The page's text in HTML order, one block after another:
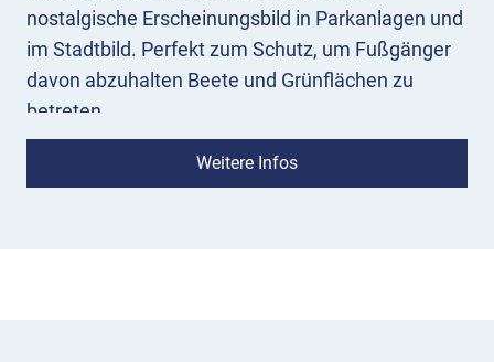
nostalgische Erscheinungsbild in Parkanlagen und
im Stadtbild. Perfekt zum Schutz, um Fußgänger
davon abzuhalten Beete und Grünflächen zu
betreten.
Wenn Sie den Standpfosten mit Kugelkopf für
Rabattengeländer – Querholm Rundrohr im Boden
Weitere Infos